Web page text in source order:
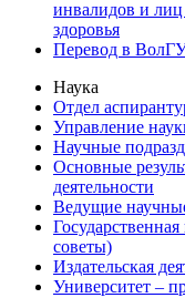
инвалидов и
здоровья
Перевод в
Наука
Отдел
Управление
Научные
Основные
деятельности
Ведущие
советы)
Издательская
Университет –